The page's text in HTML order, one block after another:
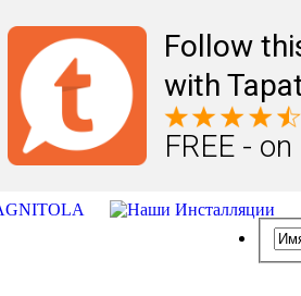
Follow
with
FREE -